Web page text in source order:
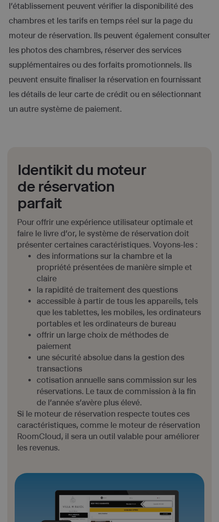
l’établissement peuvent vérifier la disponibilité des
chambres et les tarifs en temps réel sur la page du
moteur de réservation. Ils peuvent également consulter
les photos des chambres, réserver des services
supplémentaires ou des forfaits promotionnels. Ils
peuvent ensuite finaliser la réservation en fournissant
les détails de leur carte de crédit ou en sélectionnant
un autre système de paiement.
Identikit du moteur
de réservation
parfait
Pour offrir une expérience utilisateur optimale et
faire le livre d’or, le système de réservation doit
présenter certaines caractéristiques. Voyons-les :
des informations sur la chambre et la
propriété présentées de manière simple et
claire
la rapidité de traitement des questions
accessible à partir de tous les appareils, tels
que les tablettes, les mobiles, les ordinateurs
portables et les ordinateurs de bureau
offrir un large choix de méthodes de
paiement
une sécurité absolue dans la gestion des
transactions
cotisation annuelle sans commission sur les
réservations. Le taux de commission à la fin
de l’année s’avère plus élevé.
Si le moteur de réservation respecte toutes ces
caractéristiques, comme le moteur de réservation
RoomCloud, il sera un outil valable pour améliorer
les revenus.